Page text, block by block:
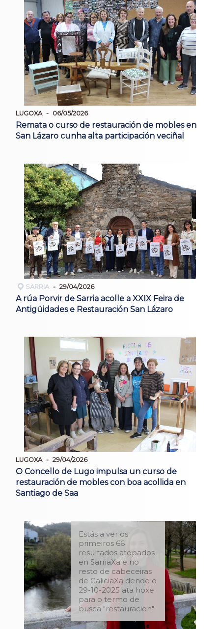
LUGOXA 06/05/2026
Remata o curso de restauración de mobles en
San Lázaro cunha alta participación veciñal
SARRIA 29/04/2026
A rúa Porvir de Sarria acolle a XXIX Feira de
Antigüidades e Restauración San Lázaro
LUGOXA 29/04/2026
O Concello de Lugo impulsa un curso de
restauración de mobles con boa acollida en
Santiago de Saa
Estás a ver os
primeiros 66
resultados atopados
en SarriaXa e no
resto de cabeceiras
de GaliciaXa dende o
29-10-2025 ata hoxe
para o termo de
busca "restauracion"